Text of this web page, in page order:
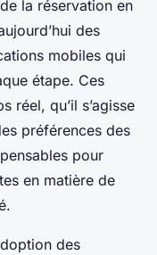
la réservation en
des
mobiles qui
étape. Ces
réel, qu’il s’agisse
préférences des
pour
en matière de
des